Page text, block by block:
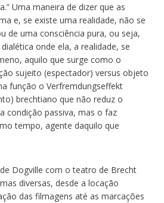
Uma maneira de dizer que as
e, se existe uma realidade, não se
de uma consciência pura, ou seja,
onde ela, a realidade, se
aquilo que surge como o
sujeito (espectador) versus objeto
função o Verfremdungseffekt
brechtiano que não reduz o
condição passiva, mas o faz
tempo, agente daquilo que
Dogville com o teatro de Brecht
diversas, desde a locação
das filmagens até as marcações